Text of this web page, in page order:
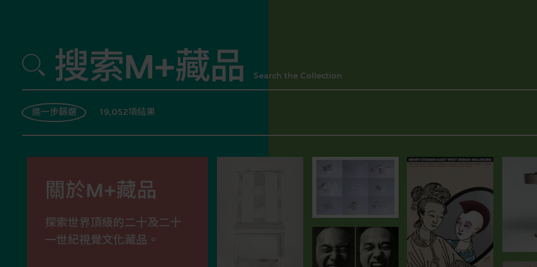
搜索M+藏品 Search the Collection
進一步篩選 19,052項結果
關於M+藏品
探索世界頂級的二十及二十
一世紀視覺文化藏品。